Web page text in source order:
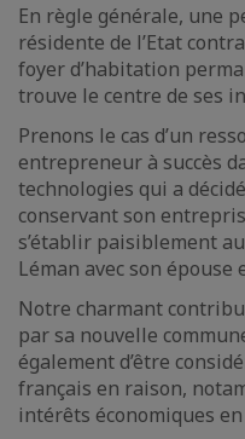
En règle générale, une
résidente de l’Etat
foyer d’habitation
trouve le centre de ses
Prenons le cas d’un
entrepreneur à succès
technologies qui a
conservant son
s’établir paisiblement
Léman avec son épouse
Notre charmant
par sa nouvelle
également d’être
français en raison,
intérêts économiques en